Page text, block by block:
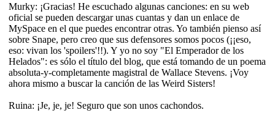
Murky: ¡Gracias! He escuchado algunas canciones: en su web
oficial se pueden descargar unas cuantas y dan un enlace de
MySpace en el que puedes encontrar otras. Yo también pienso así
sobre Snape, pero creo que sus defensores somos pocos (¡¡eso,
eso: vivan los 'spoilers'!!). Y yo no soy "El Emperador de los
Helados": es sólo el título del blog, que está tomando de un poema
absoluta-y-completamente magistral de Wallace Stevens. ¡Voy
ahora mismo a buscar la canción de las Weird Sisters!
Ruina: ¡Je, je, je! Seguro que son unos cachondos.